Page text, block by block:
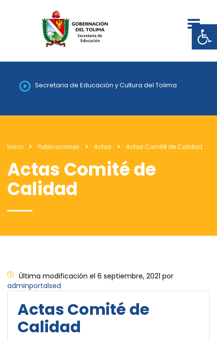
Secretaria de Educación y Cultura del Tolima
Inicio Publicaciones Actas Actas Comité de Calidad
Actas Comité de
Calidad
Última modificación el 6 septiembre, 2021 por
adminportalsed
Actas Comité de
Calidad